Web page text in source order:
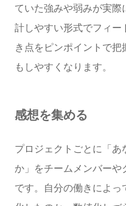
ていた強みや弱みが実
計しやすい形式でフィ
き点をピンポイントで
もしやすくなります。
感想を集める
プロジェクトごとに「
か」をチームメンバー
です。自分の働きによ